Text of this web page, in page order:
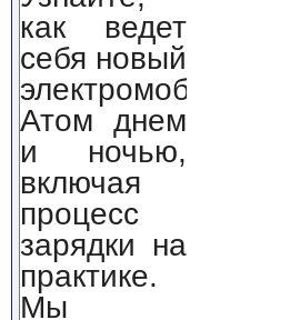
как ведет
себя новый
электромобиль
Атом днем
и ночью,
включая
процесс
зарядки на
практике.
Мы